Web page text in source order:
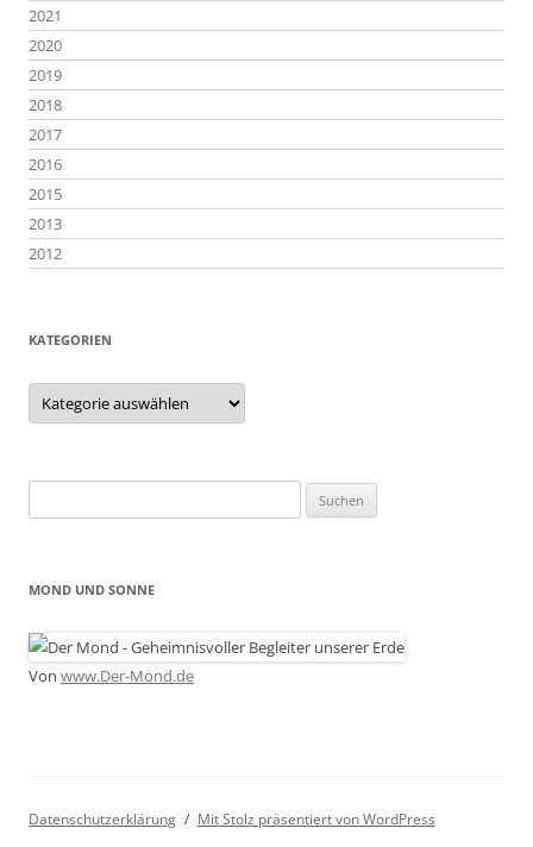
2021
2020
2019
2018
2017
2016
2015
2013
2012
KATEGORIEN
Kategorien
nach:
MOND UND SONNE
Von www.Der-Mond.de
Datenschutzerklärung Mit Stolz präsentiert von WordPress